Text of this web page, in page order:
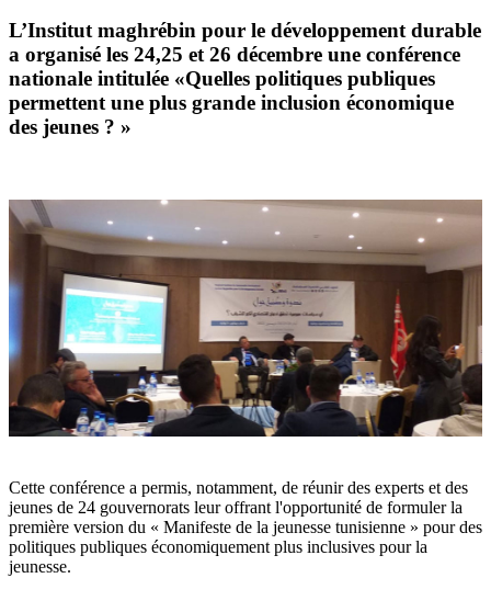
L’Institut maghrébin pour le développement durable
a organisé les 24,25 et 26 décembre une conférence
nationale intitulée «Quelles politiques publiques
permettent une plus grande inclusion économique
des jeunes ? »
Cette conférence a permis, notamment, de réunir des experts et des
jeunes de 24 gouvernorats leur offrant l'opportunité de formuler la
première version du « Manifeste de la jeunesse tunisienne » pour des
politiques publiques économiquement plus inclusives pour la
jeunesse.